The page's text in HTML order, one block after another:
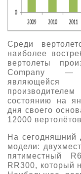
Среди
наиболее
вертолеты
Company —
состоянию на
дня своего
12000
На сегодняшний
модели:
пятиместный
RR300, который